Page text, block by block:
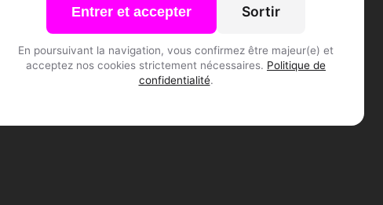
Entrer et accepter Sortir
En poursuivant la navigation, vous confirmez être majeur(e) et
acceptez nos cookies strictement nécessaires. Politique de
confidentialité.